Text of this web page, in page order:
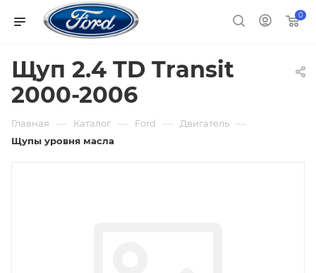
0
Щуп 2.4 TD Transit
2000-2006
Главная — Каталог — Ford — Двигатель —
Щупы уровня масла